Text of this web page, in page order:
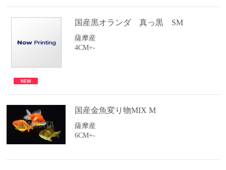
国産黒オランダ 真っ黒 SM
薩摩産
4CM+-
国産金魚変り物MIX M
薩摩産
6CM+-